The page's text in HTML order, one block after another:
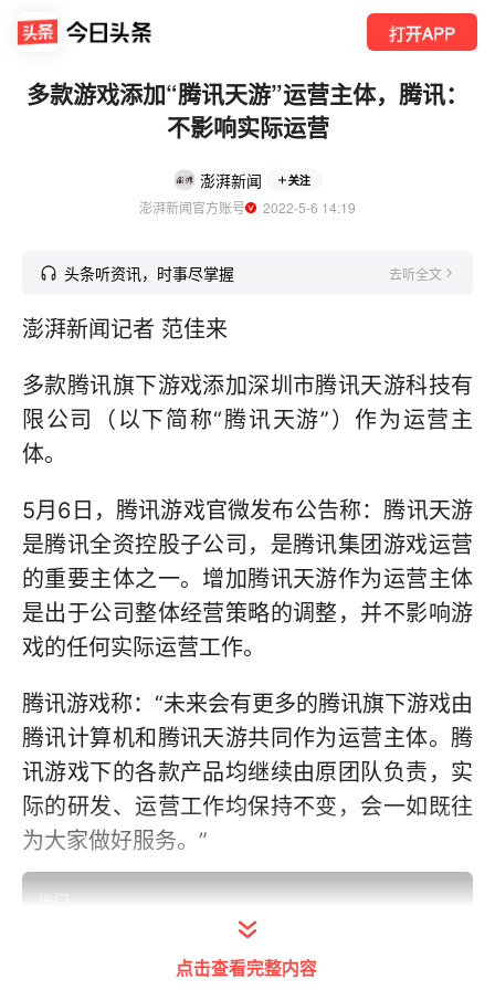
打开APP
多款游戏添加“腾讯天游”运营主体，腾讯：
不影响实际运营
澎湃新闻 关注
澎湃新闻官方账号
  2022-5-6 14:19
头条听资讯，时事尽掌握 去听全文
澎湃新闻记者 范佳来
多款腾讯旗下游戏添加深圳市腾讯天游科技有
限公司（以下简称“腾讯天游”）作为运营主
体。
5月6日，腾讯游戏官微发布公告称：腾讯天游
是腾讯全资控股子公司，是腾讯集团游戏运营
的重要主体之一。增加腾讯天游作为运营主体
是出于公司整体经营策略的调整，并不影响游
戏的任何实际运营工作。
腾讯游戏称：“未来会有更多的腾讯旗下游戏由
腾讯计算机和腾讯天游共同作为运营主体。腾
讯游戏下的各款产品均继续由原团队负责，实
际的研发、运营工作均保持不变，会一如既往
为大家做好服务。”
点击查看完整内容